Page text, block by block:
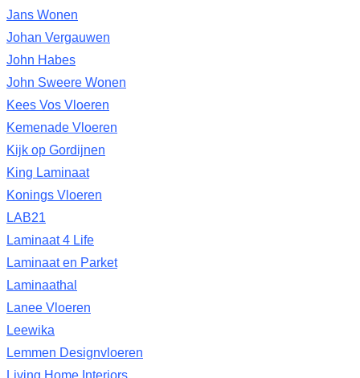
Jans Wonen
Johan Vergauwen
John Habes
John Sweere Wonen
Kees Vos Vloeren
Kemenade Vloeren
Kijk op Gordijnen
King Laminaat
Konings Vloeren
LAB21
Laminaat 4 Life
Laminaat en Parket
Laminaathal
Lanee Vloeren
Leewika
Lemmen Designvloeren
Living Home Interiors